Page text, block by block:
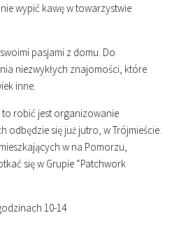
wypić kawę w towarzystwie
pasjami z domu. Do
niezwykłych znajomości, które
inne.
to robić jest organizowanie
odbędzie się już jutro, w Trójmieście.
w na Pomorzu,
się w Grupie “Patchwork
10-14